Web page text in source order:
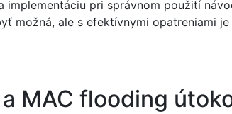
implementáciu pri správnom použití
možná, ale s efektívnymi opatreniami
MAC flooding